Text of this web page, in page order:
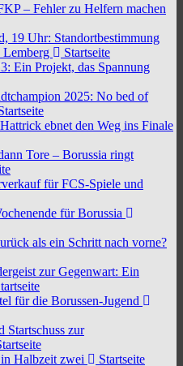
– Fehler zu Helfern machen
19 Uhr: Standortbestimmung
Lemberg
Startseite
Ein Projekt, das Spannung
2025: No bed of
ebnet den Weg ins Finale
Tore – Borussia ringt
für FCS-Spiele und
für Borussia
als ein Schritt nach vorne?
zur Gegenwart: Ein
für die Borussen-Jugend
Startschuss zur
Halbzeit zwei
Startseite